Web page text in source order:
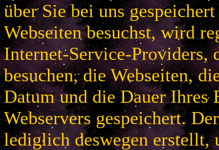
über Sie bei uns
Webseiten besuchst, wird
Internet-Service-Providers,
besuchen, die Webseiten,
Datum und die Dauer Ihres
Webservers gespeichert.
lediglich deswegen erstellt,